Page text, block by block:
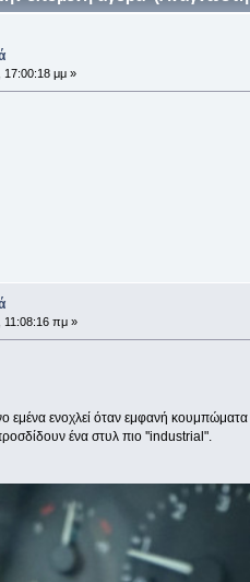
17:00:18 μμ »
11:08:16 πμ »
εμένα ενοχλεί όταν εμφανή
ένα στυλ πιο ''industrial".